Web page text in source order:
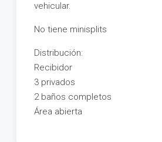
vehicular.
No tiene minisplits
Distribución:
Recibidor
3 privados
2 baños completos
Área abierta